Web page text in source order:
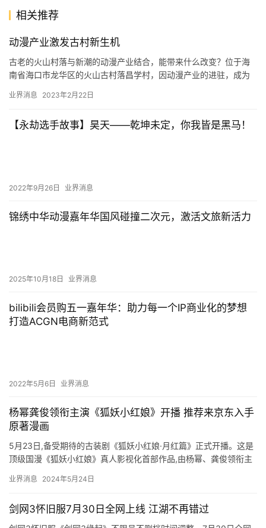
相关推荐
动漫产业激发古村新生机
古老的火山村落与新潮的动漫产业结合，能带来什么改变？位于海
南省海口市龙华区的火山古村落昌学村，因动漫产业的进驻，成为
的…
业界消息 2023年2月22日
【永劫选手故事】昊天——乾坤未定，你我皆是黑马！
2022年9月26日 业界消息
锦绣中华动漫嘉年华国风碰撞二次元，激活文旅新活力
2025年10月18日 业界消息
bilibili会员购五一嘉年华：助力每一个IP商业化的梦想
打造ACGN电商新范式
2022年5月6日 业界消息
杨幂龚俊领衔主演《狐妖小红娘》开播 推荐来京东入手
原著漫画
5月23日,备受期待的古装剧《狐妖小红娘·月红篇》正式开播。这是
顶级国漫《狐妖小红娘》真人影视化首部作品,由杨幂、龚俊领衔主
业界消息 2024年5月24日
剑网3怀旧服7月30日全网上线 江湖不再错过